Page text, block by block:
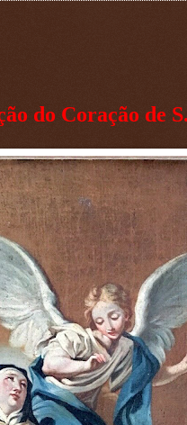
do Coração de